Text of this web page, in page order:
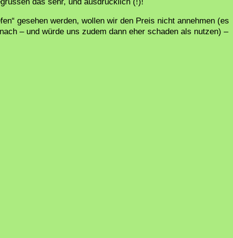
gesehen werden, wollen wir den Preis nicht annehmen (es
– und würde uns zudem dann eher schaden als nutzen) –